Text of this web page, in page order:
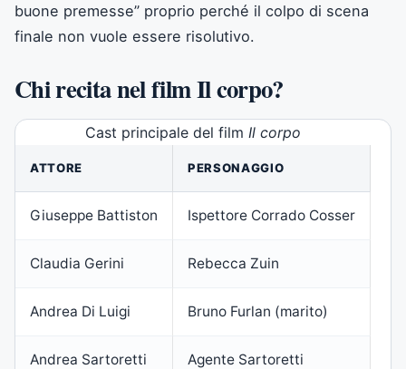
buone premesse” proprio perché il colpo di scena
finale non vuole essere risolutivo.
Chi recita nel film Il corpo?
Cast principale del film Il corpo
ATTORE PERSONAGGIO
Giuseppe Battiston Ispettore Corrado Cosser
Claudia Gerini Rebecca Zuin
Andrea Di Luigi Bruno Furlan (marito)
Andrea Sartoretti Agente Sartoretti